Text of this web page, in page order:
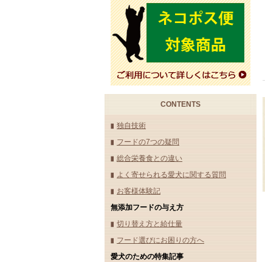
CONTENTS
独自技術
フードの7つの疑問
総合栄養食との違い
よく寄せられる愛犬に関する質問
お客様体験記
無添加フードの与え方
切り替え方と給仕量
フード選びにお困りの方へ
愛犬のための特集記事